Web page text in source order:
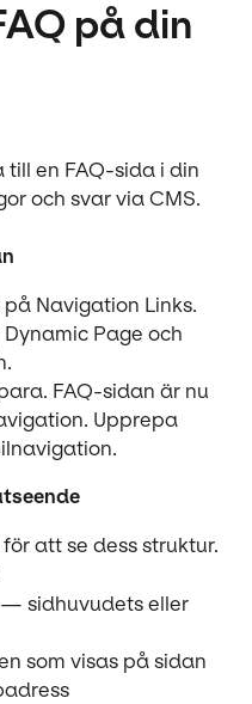
på din
till en FAQ-sida i din
och svar via CMS.
Navigation Links.
Page och
FAQ-sidan är nu
Upprepa
att se dess struktur.
sidhuvudets eller
som visas på sidan